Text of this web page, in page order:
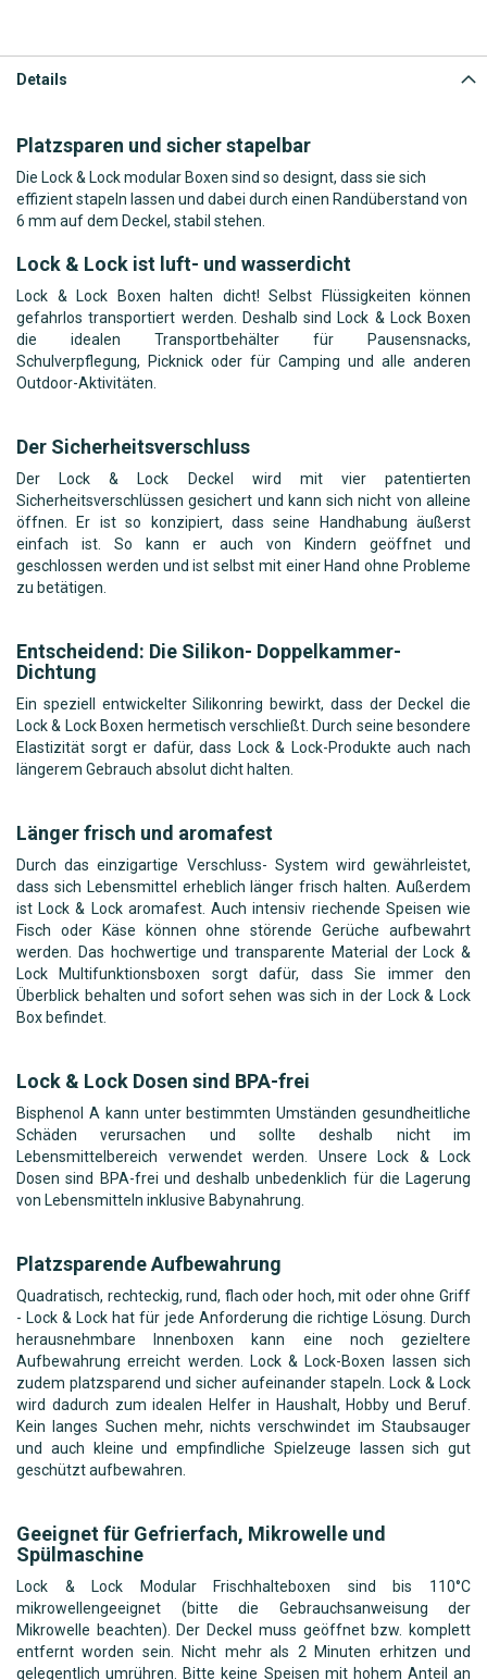
Details
Platzsparen und sicher stapelbar
Die Lock & Lock modular Boxen sind so designt, dass sie sich
effizient stapeln lassen und dabei durch einen Randüberstand von
6 mm auf dem Deckel, stabil stehen.
Lock & Lock ist luft- und wasserdicht
Lock & Lock Boxen halten dicht! Selbst Flüssigkeiten können
gefahrlos transportiert werden. Deshalb sind Lock & Lock Boxen
die idealen Transportbehälter für Pausensnacks,
Schulverpflegung, Picknick oder für Camping und alle anderen
Outdoor-Aktivitäten.
Der Sicherheitsverschluss
Der Lock & Lock Deckel wird mit vier patentierten
Sicherheitsverschlüssen gesichert und kann sich nicht von alleine
öffnen. Er ist so konzipiert, dass seine Handhabung äußerst
einfach ist. So kann er auch von Kindern geöffnet und
geschlossen werden und ist selbst mit einer Hand ohne Probleme
zu betätigen.
Entscheidend: Die Silikon- Doppelkammer-
Dichtung
Ein speziell entwickelter Silikonring bewirkt, dass der Deckel die
Lock & Lock Boxen hermetisch verschließt. Durch seine besondere
Elastizität sorgt er dafür, dass Lock & Lock-Produkte auch nach
längerem Gebrauch absolut dicht halten.
Länger frisch und aromafest
Durch das einzigartige Verschluss- System wird gewährleistet,
dass sich Lebensmittel erheblich länger frisch halten. Außerdem
ist Lock & Lock aromafest. Auch intensiv riechende Speisen wie
Fisch oder Käse können ohne störende Gerüche aufbewahrt
werden. Das hochwertige und transparente Material der Lock &
Lock Multifunktionsboxen sorgt dafür, dass Sie immer den
Überblick behalten und sofort sehen was sich in der Lock & Lock
Box befindet.
Lock & Lock Dosen sind BPA-frei
Bisphenol A kann unter bestimmten Umständen gesundheitliche
Schäden verursachen und sollte deshalb nicht im
Lebensmittelbereich verwendet werden. Unsere Lock & Lock
Dosen sind BPA-frei und deshalb unbedenklich für die Lagerung
von Lebensmitteln inklusive Babynahrung.
Platzsparende Aufbewahrung
Quadratisch, rechteckig, rund, flach oder hoch, mit oder ohne Griff
- Lock & Lock hat für jede Anforderung die richtige Lösung. Durch
herausnehmbare Innenboxen kann eine noch gezieltere
Aufbewahrung erreicht werden. Lock & Lock-Boxen lassen sich
zudem platzsparend und sicher aufeinander stapeln. Lock & Lock
wird dadurch zum idealen Helfer in Haushalt, Hobby und Beruf.
Kein langes Suchen mehr, nichts verschwindet im Staubsauger
und auch kleine und empfindliche Spielzeuge lassen sich gut
geschützt aufbewahren.
Geeignet für Gefrierfach, Mikrowelle und
Spülmaschine
Lock & Lock Modular Frischhalteboxen sind bis 110°C
mikrowellengeeignet (bitte die Gebrauchsanweisung der
Mikrowelle beachten). Der Deckel muss geöffnet bzw. komplett
entfernt worden sein. Nicht mehr als 2 Minuten erhitzen und
gelegentlich umrühren. Bitte keine Speisen mit hohem Anteil an